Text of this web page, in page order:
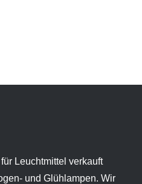
Leuchtmittel verkauft
und Glühlampen. Wir